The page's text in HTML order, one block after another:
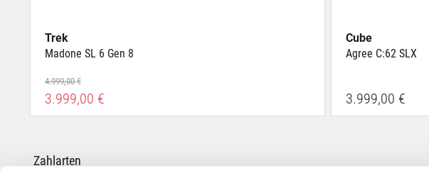
Trek
Madone SL 6 Gen 8
4.999,00 €
3.999,00 €
Cube
Agree C:62 SLX
3.999,00 €
Zahlarten